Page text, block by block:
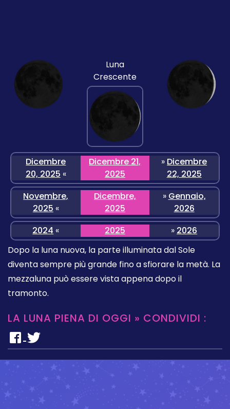
Luna
Crescente
Dicembre
20, 2025 «
Dicembre 21,
2025
» Dicembre
22, 2025
Novembre,
2025 «
Dicembre,
2025
» Gennaio,
2026
2024 « 2025 » 2026
Dopo la luna nuova, la parte illuminata dal Sole
diventa sempre più grande fino a sfiorare la metà. La
mezzaluna può essere vista appena dopo il
tramonto.
LA LUNA PIENA DI OGGI » CONDIVIDI :